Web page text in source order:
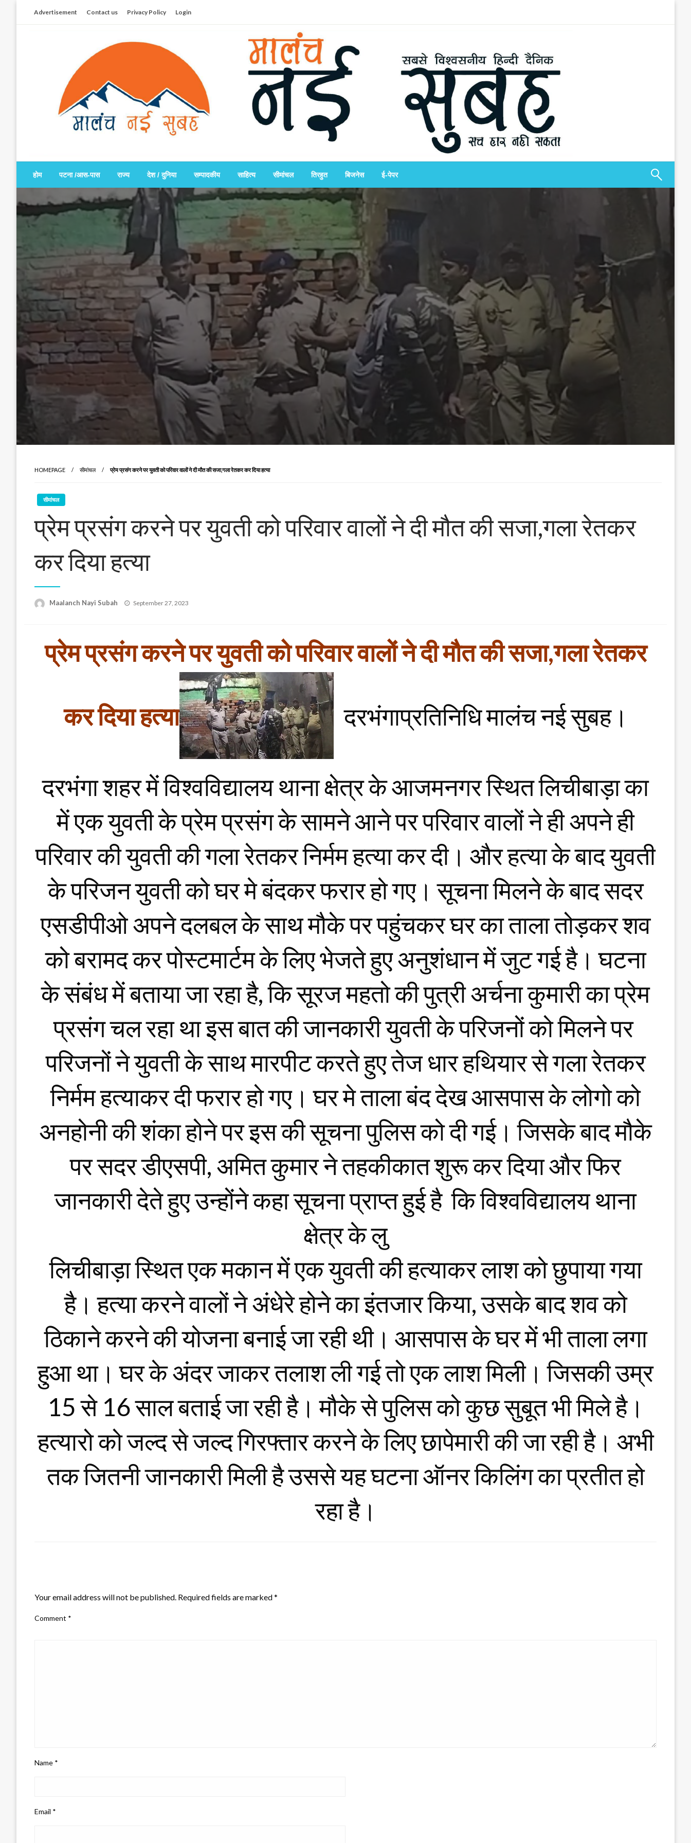
Advertisement Contact us Privacy Policy Login
मालंच नई सुबह
सच हार नही सकता
होम पटना /आस-पास राज्य देश / दुनिया सम्पादकीय साहित्य सीमांचल तिरहुत बिजनेस ई-पेपर
HOMEPAGE सीमांचल प्रेम प्रसंग करने पर युवती को परिवार वालों ने दी मौत की सजा,गला रेतकर कर दिया हत्या
सीमांचल
प्रेम प्रसंग करने पर युवती को परिवार वालों ने दी मौत की सजा,गला रेतकर
कर दिया हत्या
Maalanch Nayi Subah
Posted
September 27, 2023
प्रेम प्रसंग करने पर युवती को परिवार वालों ने दी मौत की सजा,गला रेतकर
कर दिया हत्या दरभंगाप्रतिनिधि मालंच नई सुबह।
दरभंगा शहर में विश्वविद्यालय थाना क्षेत्र के आजमनगर स्थित लिचीबाड़ा का
में एक युवती के प्रेम प्रसंग के सामने आने पर परिवार वालों ने ही अपने ही
परिवार की युवती की गला रेतकर निर्मम हत्या कर दी। और हत्या के बाद युवती
के परिजन युवती को घर मे बंदकर फरार हो गए। सूचना मिलने के बाद सदर
एसडीपीओ अपने दलबल के साथ मौके पर पहुंचकर घर का ताला तोड़कर शव
को बरामद कर पोस्टमार्टम के लिए भेजते हुए अनुशंधान में जुट गई है। घटना
के संबंध में बताया जा रहा है, कि सूरज महतो की पुत्री अर्चना कुमारी का प्रेम
प्रसंग चल रहा था इस बात की जानकारी युवती के परिजनों को मिलने पर
परिजनों ने युवती के साथ मारपीट करते हुए तेज धार हथियार से गला रेतकर
निर्मम हत्याकर दी फरार हो गए। घर मे ताला बंद देख आसपास के लोगो को
अनहोनी की शंका होने पर इस की सूचना पुलिस को दी गई। जिसके बाद मौके
पर सदर डीएसपी, अमित कुमार ने तहकीकात शुरू कर दिया और फिर
जानकारी देते हुए उन्होंने कहा सूचना प्राप्त हुई है कि विश्वविद्यालय थाना
क्षेत्र के लु
लिचीबाड़ा स्थित एक मकान में एक युवती की हत्याकर लाश को छुपाया गया
है। हत्या करने वालों ने अंधेरे होने का इंतजार किया, उसके बाद शव को
ठिकाने करने की योजना बनाई जा रही थी। आसपास के घर में भी ताला लगा
हुआ था। घर के अंदर जाकर तलाश ली गई तो एक लाश मिली। जिसकी उम्र
15 से 16 साल बताई जा रही है। मौके से पुलिस को कुछ सुबूत भी मिले है।
हत्यारो को जल्द से जल्द गिरफ्तार करने के लिए छापेमारी की जा रही है। अभी
तक जितनी जानकारी मिली है उससे यह घटना ऑनर किलिंग का प्रतीत हो
रहा है।
Your email address will not be published. Required fields are marked*
Comment *
Name *
Email *